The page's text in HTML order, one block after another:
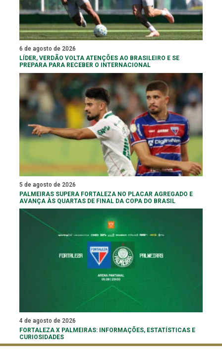
6 de agosto de 2026
LÍDER, VERDÃO VOLTA ATENÇÕES AO BRASILEIRO E SE
PREPARA PARA RECEBER O INTERNACIONAL
5 de agosto de 2026
PALMEIRAS SUPERA FORTALEZA NO PLACAR AGREGADO E
AVANÇA ÀS QUARTAS DE FINAL DA COPA DO BRASIL
4 de agosto de 2026
FORTALEZA X PALMEIRAS: INFORMAÇÕES, ESTATÍSTICAS E
CURIOSIDADES